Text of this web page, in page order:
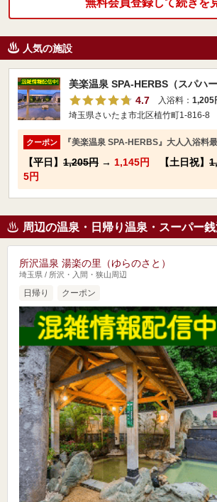
無料会員登録して続きを
人気の施設
美楽温泉 SPA-HERBS（スパハー
4.7
入浴料： 1,205
埼玉県さいたま市北区植竹町1-816-8
クーポン 『美楽温泉 SPA-HERBS』大人入浴料
【平日】 1,205円 → 1,145円 【土日祝】
5円
周辺の温泉・日帰り温泉・スーパー
所沢温泉 湯楽の里（ゆらのさと）
埼玉県 / 所沢・入間・狭山周辺
日帰り クーポン